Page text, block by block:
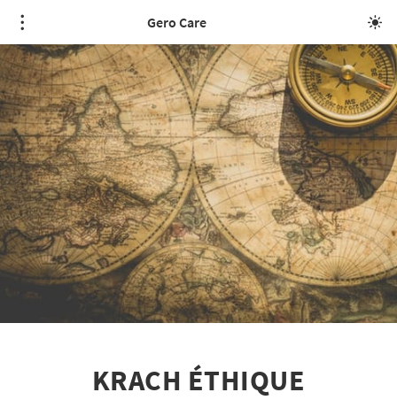
Gero Care
KRACH ÉTHIQUE